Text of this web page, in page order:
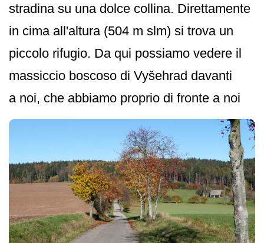
stradina su una dolce collina. Direttamente
in cima all'altura (504 m slm) si trova un
piccolo rifugio. Da qui possiamo vedere il
massiccio boscoso di Vyšehrad davanti
a noi, che abbiamo proprio di fronte a noi